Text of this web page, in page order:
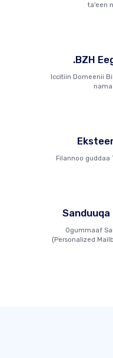
ta'een
.BZH
Iccitiin Domeenii
Filannoo guddaa
Ogummaaf
(Personalized